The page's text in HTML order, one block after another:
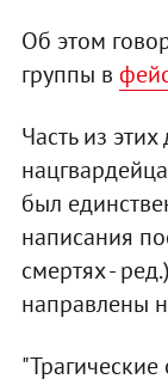
Об этом
группы в
Часть из
был
написания
смертях -
направлены